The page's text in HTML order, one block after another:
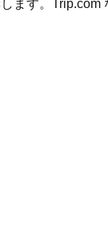
ます。